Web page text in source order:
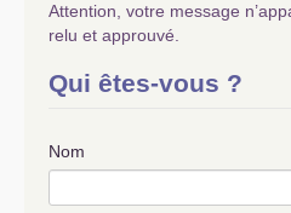
Attention, votre message
relu et approuvé.
Qui êtes-vous ?
Nom